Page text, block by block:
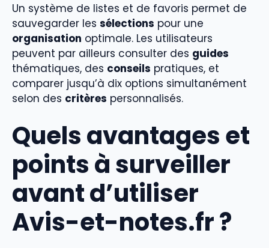
Un système de listes et de favoris permet de
sauvegarder les sélections pour une
organisation optimale. Les utilisateurs
peuvent par ailleurs consulter des guides
thématiques, des conseils pratiques, et
comparer jusqu’à dix options simultanément
selon des critères personnalisés.
Quels avantages et
points à surveiller
avant d’utiliser
Avis-et-notes.fr ?